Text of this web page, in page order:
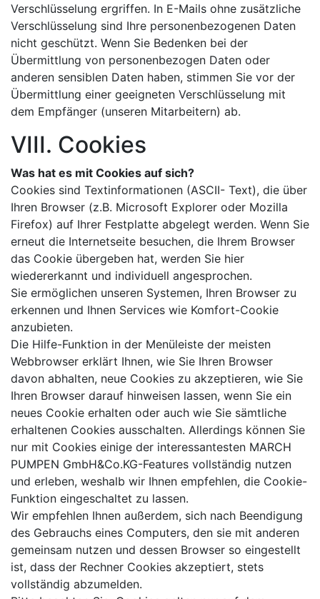
Verschlüsselung ergriffen. In E-Mails ohne zusätzliche
Verschlüsselung sind Ihre personenbezogenen Daten
nicht geschützt. Wenn Sie Bedenken bei der
Übermittlung von personenbezogen Daten oder
anderen sensiblen Daten haben, stimmen Sie vor der
Übermittlung einer geeigneten Verschlüsselung mit
dem Empfänger (unseren Mitarbeitern) ab.
VIII. Cookies
Was hat es mit Cookies auf sich?
Cookies sind Textinformationen (ASCII- Text), die über
Ihren Browser (z.B. Microsoft Explorer oder Mozilla
Firefox) auf Ihrer Festplatte abgelegt werden. Wenn Sie
erneut die Internetseite besuchen, die Ihrem Browser
das Cookie übergeben hat, werden Sie hier
wiedererkannt und individuell angesprochen.
Sie ermöglichen unseren Systemen, Ihren Browser zu
erkennen und Ihnen Services wie Komfort-Cookie
anzubieten.
Die Hilfe-Funktion in der Menüleiste der meisten
Webbrowser erklärt Ihnen, wie Sie Ihren Browser
davon abhalten, neue Cookies zu akzeptieren, wie Sie
Ihren Browser darauf hinweisen lassen, wenn Sie ein
neues Cookie erhalten oder auch wie Sie sämtliche
erhaltenen Cookies ausschalten. Allerdings können Sie
nur mit Cookies einige der interessantesten MARCH
PUMPEN GmbH&Co.KG-Features vollständig nutzen
und erleben, weshalb wir Ihnen empfehlen, die Cookie-
Funktion eingeschaltet zu lassen.
Wir empfehlen Ihnen außerdem, sich nach Beendigung
des Gebrauchs eines Computers, den sie mit anderen
gemeinsam nutzen und dessen Browser so eingestellt
ist, dass der Rechner Cookies akzeptiert, stets
vollständig abzumelden.